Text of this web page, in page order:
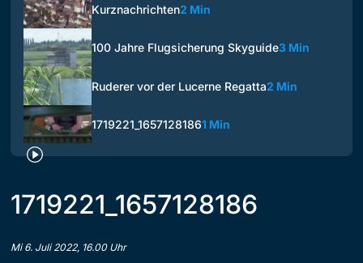
Kurznachrichten2 Min
100 Jahre Flugsicherung Skyguide3 Min
Ruderer vor der Lucerne Regatta2 Min
1719221_16571281861 Min
1719221_1657128186
Mi 6. Juli 2022, 16.00 Uhr